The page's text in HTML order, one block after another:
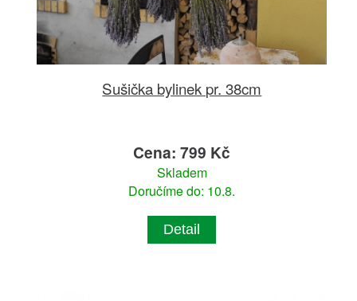
Sušička bylinek pr. 38cm
Cena: 799 Kč
Skladem
Doručíme do: 10.8.
Detail